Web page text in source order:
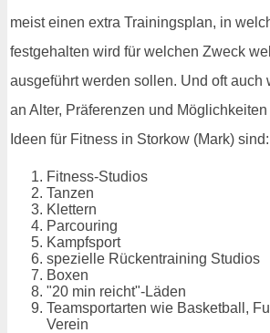
meist einen extra Trainingsplan, in
festgehalten wird für welchen Zweck
ausgeführt werden sollen. Und oft auch
an Alter, Präferenzen und
Ideen für Fitness in Storkow (Mark) sind:
Fitness-Studios
Tanzen
Klettern
Parcouring
Kampfsport
spezielle Rückentraining Studios
Boxen
"20 min reicht"-Läden
Teamsportarten wie Basketball,
Verein